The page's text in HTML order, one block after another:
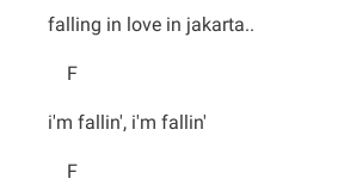
falling in love in jakarta..
F
i'm fallin', i'm fallin'
F